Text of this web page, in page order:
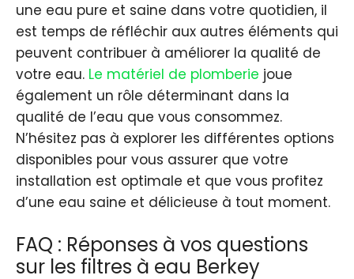
une eau pure et saine dans votre quotidien, il
est temps de réfléchir aux autres éléments qui
peuvent contribuer à améliorer la qualité de
votre eau. Le matériel de plomberie joue
également un rôle déterminant dans la
qualité de l’eau que vous consommez.
N’hésitez pas à explorer les différentes options
disponibles pour vous assurer que votre
installation est optimale et que vous profitez
d’une eau saine et délicieuse à tout moment.
FAQ : Réponses à vos questions
sur les filtres à eau Berkey